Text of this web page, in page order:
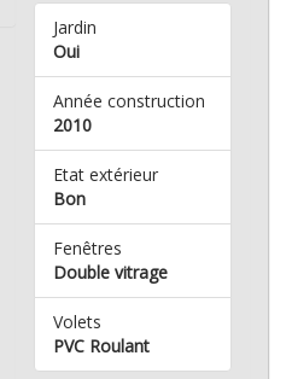
Jardin
Oui
Année construction
2010
Etat extérieur
Bon
Fenêtres
Double vitrage
Volets
PVC Roulant